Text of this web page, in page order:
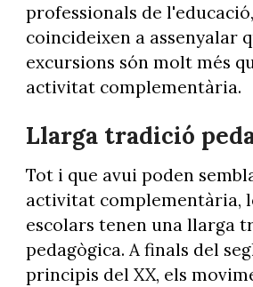
professionals de
coincideixen a assenyalar
excursions són molt més
activitat complementària.
Llarga tradició
Tot i que avui poden
activitat complementària,
escolars tenen una llarga
pedagògica. A finals del
principis del XX, els